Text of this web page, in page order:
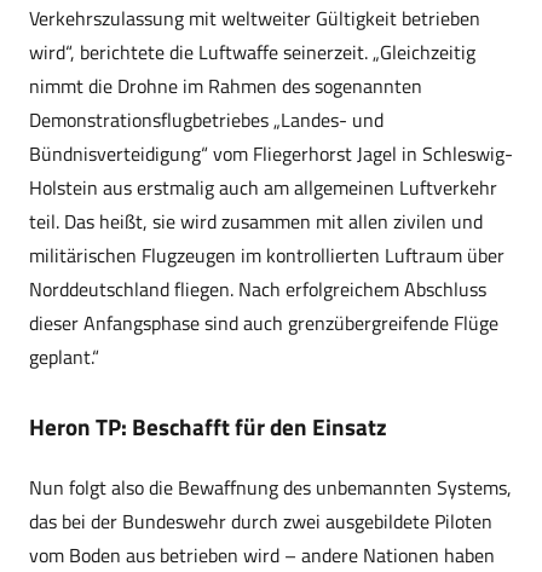
Verkehrszulassung mit weltweiter Gültigkeit betrieben
wird“, berichtete die Luftwaffe seinerzeit. „Gleichzeitig
nimmt die Drohne im Rahmen des sogenannten
Demonstrationsflugbetriebes „Landes- und
Bündnisverteidigung“ vom Fliegerhorst Jagel in Schleswig-
Holstein aus erstmalig auch am allgemeinen Luftverkehr
teil. Das heißt, sie wird zusammen mit allen zivilen und
militärischen Flugzeugen im kontrollierten Luftraum über
Norddeutschland fliegen. Nach erfolgreichem Abschluss
dieser Anfangsphase sind auch grenzübergreifende Flüge
geplant.“
Heron TP: Beschafft für den Einsatz
Nun folgt also die Bewaffnung des unbemannten Systems,
das bei der Bundeswehr durch zwei ausgebildete Piloten
vom Boden aus betrieben wird – andere Nationen haben